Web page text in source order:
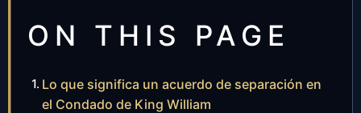
ON THIS PAGE
Lo que significa un acuerdo de separación en
el Condado de King William